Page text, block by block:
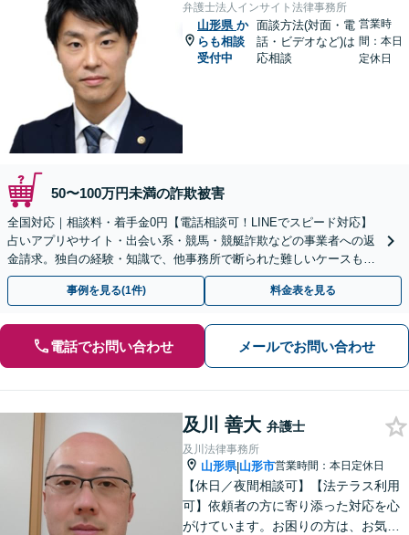
弁護士法人インサイト法律事務所
山形県 か
らも相談
受付中
面談方法(対面・電
話・ビデオなど)は
応相談
営業時
間：本日
定休日
50〜100万円未満の詐欺被害
全国対応｜相談料・着手金0円【電話相談可！LINEでスピード対応】
占いアプリやサイト・出会い系・競馬・競艇詐欺などの事業者への返
金請求。独自の経験・知識で、他事務所で断られた難しいケースも解
決に導いた実績あり。まずはお気軽にご相談ください
事例を見る(1件) 料金表を見る
電話でお問い合わせ メールでお問い合わせ
及川 善大 弁護士
及川法律事務所
山形県|山形市営業時間：本日定休日
【休日／夜間相談可】【法テラス利用
可】依頼者の方に寄り添った対応を心
がけています。お困りの方は、お気軽